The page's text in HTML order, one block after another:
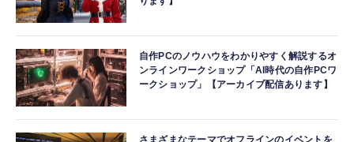
自作PCのノウハウをわかりやすく解説するオ
ンラインワークショップ「AI時代の自作PCワ
ークショップ」【アーカイブ配信あります】
さまざまなテーマでオフラインのイベントを